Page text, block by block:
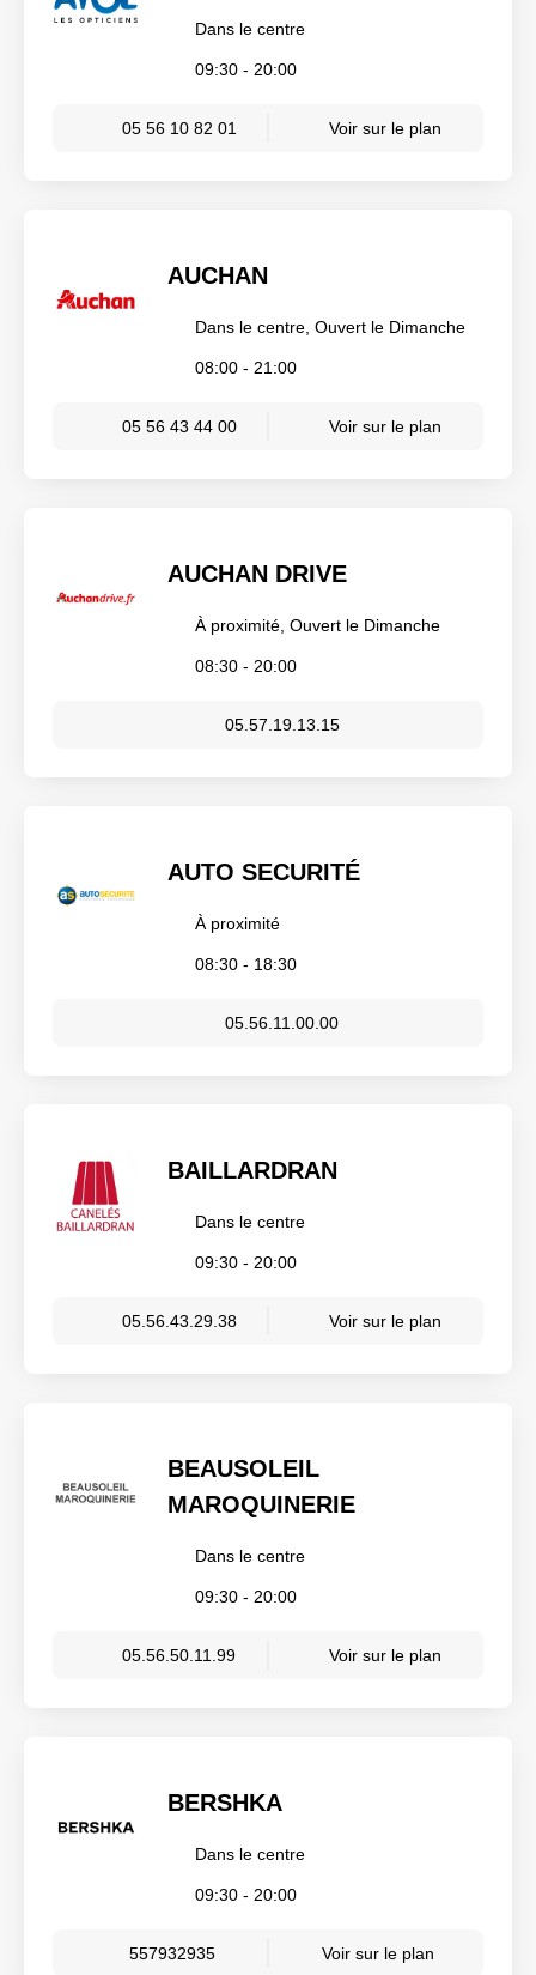
Dans le centre
09:30 - 20:00
05 56 10 82 01 Voir sur le plan
AUCHAN
Dans le centre, Ouvert le Dimanche
08:00 - 21:00
05 56 43 44 00 Voir sur le plan
AUCHAN DRIVE
À proximité, Ouvert le Dimanche
08:30 - 20:00
05.57.19.13.15
AUTO SECURITÉ
À proximité
08:30 - 18:30
05.56.11.00.00
BAILLARDRAN
Dans le centre
09:30 - 20:00
05.56.43.29.38 Voir sur le plan
BEAUSOLEIL
MAROQUINERIE
Dans le centre
09:30 - 20:00
05.56.50.11.99 Voir sur le plan
BERSHKA
Dans le centre
09:30 - 20:00
557932935 Voir sur le plan